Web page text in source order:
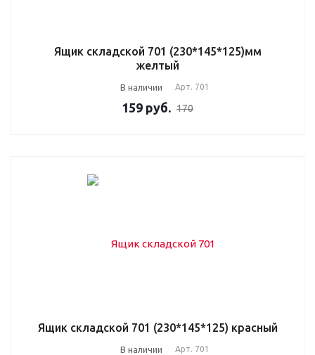
Ящик складской 701 (230*145*125)мм
желтый
В наличии Арт. 701
159 руб. 170
Ящик складской 701 (230*145*125) красный
В наличии Арт. 701